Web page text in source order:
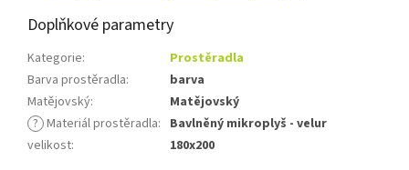
Doplňkové parametry
Kategorie:
Prostěradla
Barva prostěradla:
barva
Matějovský:
Matějovský
? Materiál prostěradla: Bavlněný mikroplyš - velur
velikost: 180x200